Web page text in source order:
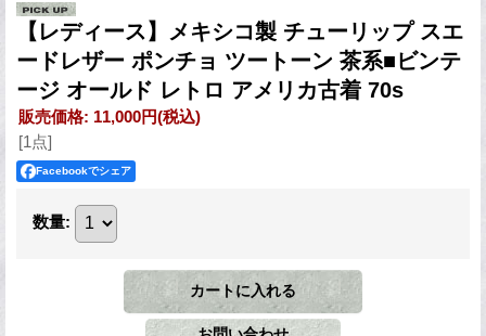
【レディース】メキシコ製 チューリップ スエ
ードレザー ポンチョ ツートーン 茶系■ビンテ
ージ オールド レトロ アメリカ古着 70s
販売価格: 11,000円(税込)
[1点]
Facebookでシェア
数量: